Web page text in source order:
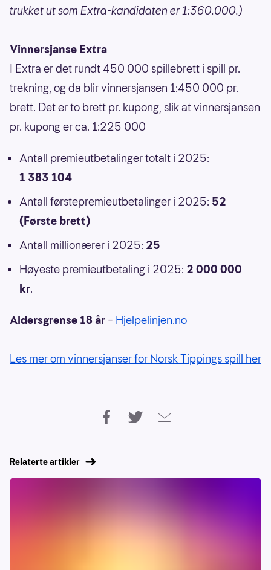
trukket ut som Extra-kandidaten er 1:360.000.)
Vinnersjanse Extra
I Extra er det rundt 450 000 spillebrett i spill pr.
trekning, og da blir vinnersjansen 1:450 000 pr.
brett. Det er to brett pr. kupong, slik at vinnersjansen
pr. kupong er ca. 1:225 000
Antall premieutbetalinger totalt i 2025:
1 383 104
Antall førstepremieutbetalinger i 2025: 52
(Første brett)
Antall millionærer i 2025: 25
Høyeste premieutbetaling i 2025: 2 000 000
kr.
Aldersgrense 18 år – Hjelpelinjen.no
Les mer om vinnersjanser for Norsk Tippings spill her
Relaterte artikler